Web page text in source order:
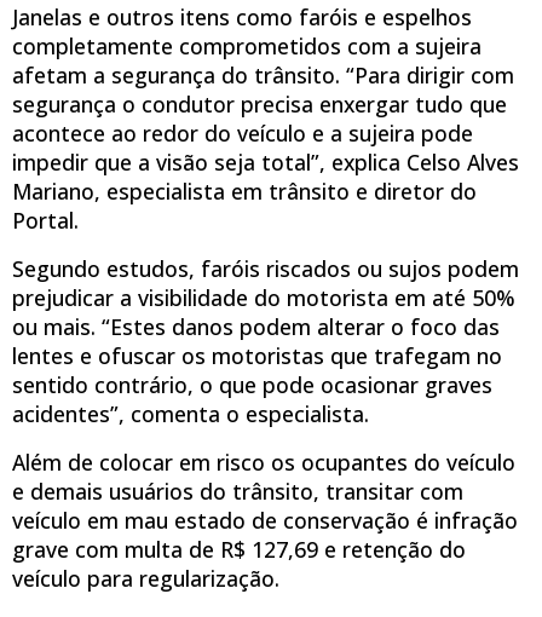
Janelas e outros itens como faróis e espelhos
completamente comprometidos com a sujeira
afetam a segurança do trânsito. “Para dirigir com
segurança o condutor precisa enxergar tudo que
acontece ao redor do veículo e a sujeira pode
impedir que a visão seja total”, explica Celso Alves
Mariano, especialista em trânsito e diretor do
Portal.
Segundo estudos, faróis riscados ou sujos podem
prejudicar a visibilidade do motorista em até 50%
ou mais. “Estes danos podem alterar o foco das
lentes e ofuscar os motoristas que trafegam no
sentido contrário, o que pode ocasionar graves
acidentes”, comenta o especialista.
Além de colocar em risco os ocupantes do veículo
e demais usuários do trânsito, transitar com
veículo em mau estado de conservação é infração
grave com multa de R$ 127,69 e retenção do
veículo para regularização.